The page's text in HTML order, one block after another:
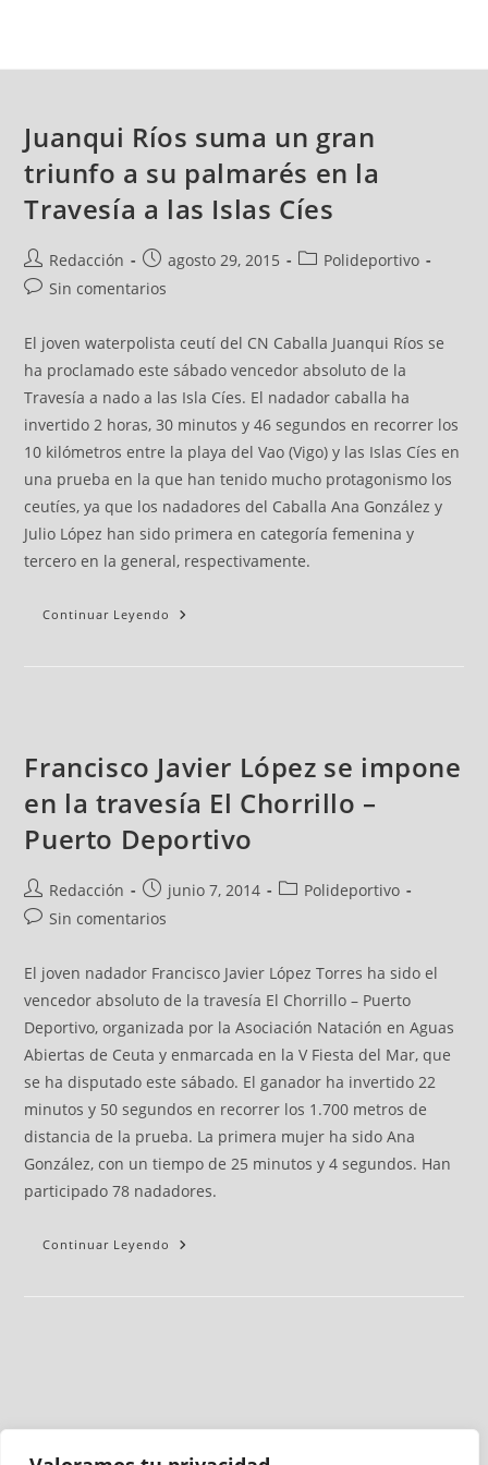
Juanqui Ríos suma un gran
triunfo a su palmarés en la
Travesía a las Islas Cíes
Redacción agosto 29, 2015
Polideportivo
Sin comentarios
El joven waterpolista ceutí del CN Caballa Juanqui Ríos se
ha proclamado este sábado vencedor absoluto de la
Travesía a nado a las Isla Cíes. El nadador caballa ha
invertido 2 horas, 30 minutos y 46 segundos en recorrer los
10 kilómetros entre la playa del Vao (Vigo) y las Islas Cíes en
una prueba en la que han tenido mucho protagonismo los
ceutíes, ya que los nadadores del Caballa Ana González y
Julio López han sido primera en categoría femenina y
tercero en la general, respectivamente.
Continuar Leyendo
Francisco Javier López se impone
en la travesía El Chorrillo –
Puerto Deportivo
Redacción junio 7, 2014
Polideportivo
Sin comentarios
El joven nadador Francisco Javier López Torres ha sido el
vencedor absoluto de la travesía El Chorrillo – Puerto
Deportivo, organizada por la Asociación Natación en Aguas
Abiertas de Ceuta y enmarcada en la V Fiesta del Mar, que
se ha disputado este sábado. El ganador ha invertido 22
minutos y 50 segundos en recorrer los 1.700 metros de
distancia de la prueba. La primera mujer ha sido Ana
González, con un tiempo de 25 minutos y 4 segundos. Han
participado 78 nadadores.
Continuar Leyendo